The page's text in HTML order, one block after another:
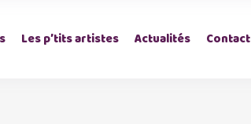
Les p’tits artistes Actualités Contact